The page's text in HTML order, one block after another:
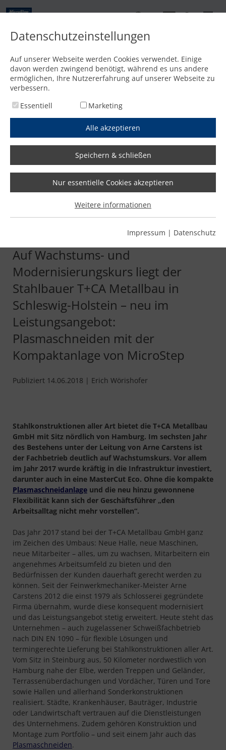
Startseite /Media/News/„Ohne die Maschine können wir uns den Arbeitsalltag nicht
„Ohne die Maschine können
wir uns den Arbeitsalltag nicht
Auf Wachstums- und
Modernisierungskurs liegt der
Stahlbauer T+CA Metallbau in
Schleswig-Holstein – neu im
Leistungsangebot:
Plasmaschneiden mit der
Kompaktanlage von MicroStep
Publiziert 14.06.2018 | Erich Wörishofer
Stahlkonstruktionen aller Art bietet die T+CA Metallbau
GmbH mit Sitz nördlich von Hamburg. Im sechsten Jahr
des Bestehens unter der Leitung von Arne Carstens ist
der Fachbetrieb deutlich auf Wachstumskurs. Vor allem
im Jahr 2017 wurde kräftig in die Infrastruktur investiert,
darunter auch in eine MasterCut Eco. Ohne die kompakte
Plasmaschneidanlage und die neu hinzu gewonnene
Flexibilität kann sich der Geschäftsführer „den
Arbeitsalltag nicht mehr vorstellen“.
Das Jahr 2017 stand bei der T+CA Metallbau GmbH ganz
im Zeichen des Umbaus: Neue Halle, neue Maschinen,
neue Mitarbeiter – alles, um zu wachsen, Mitarbeitern ein
angenehmes Arbeitsumfeld zu bieten und den
Bedürfnissen der Kunden dauerhaft gerecht werden zu
können. Seit der Feinwerkmechaniker-Meister Arne
Carstens 2012 die einst 1979 als Schlosserei gegründete
Firma übernahm, wurde diese konsequent modernisiert
und das Leistungsangebot stetig erweitert. Heute steht das
Unternehmen – auch zugelassener Schweißfachbetrieb
nach DIN EN 1090 – für flexible Lösungen und
termingerechte Lieferung bei Stahlkonstruktionen aller Art.
Vom Sitz in Steinburg aus, 50 Kilometer nordwestlich von
Hamburg nahe der Elbe, werden Treppen und Geländer,
Terrassenüberdachungen und Vordächer, Türen und Tore
sowie Hallen und allerhand Sonderkonstruktionen
realisiert. Städte, Krankenhäuser, Bauträger, Industrie
oder Landwirtschaft vertrauen auf die Dienstleistungen
des Unternehmens. Zudem gehören Konstruktion und
Montage zum Portfolio – und seit einem Jahr auch das
Plasmaschneiden.
Datenschutzeinstellungen
Auf unserer Webseite werden Cookies verwendet. Einige
davon werden zwingend benötigt, während es uns andere
ermöglichen, Ihre Nutzererfahrung auf unserer Webseite zu
verbessern.
Essentiell
Marketing
Alle akzeptieren
Speichern & schließen
Nur essentielle Cookies akzeptieren
Weitere informationen
Impressum | Datenschutz